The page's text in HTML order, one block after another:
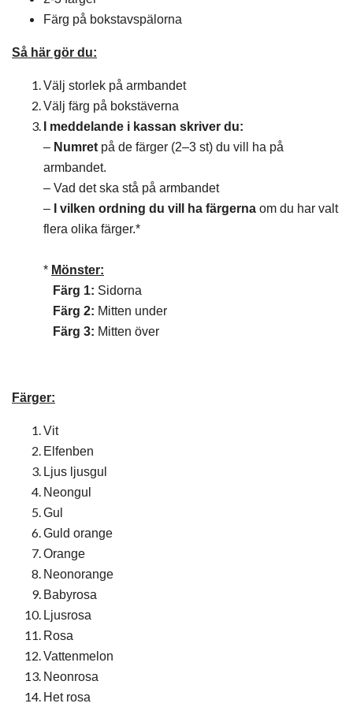
Färg på bokstavspälorna
Så här gör du:
Välj storlek på armbandet
Välj färg på bokstäverna
I meddelande i kassan skriver du:
– Numret på de färger (2–3 st) du vill ha på
armbandet.
– Vad det ska stå på armbandet
–
I vilken ordning du vill ha färgerna om du har valt
flera olika färger.*
* Mönster:
Färg 1: Sidorna
Färg 2: Mitten under
Färg 3: Mitten över
Färger:
Vit
Elfenben
Ljus ljusgul
Neongul
Gul
Guld orange
Orange
Neonorange
Babyrosa
Ljusrosa
Rosa
Vattenmelon
Neonrosa
Het rosa